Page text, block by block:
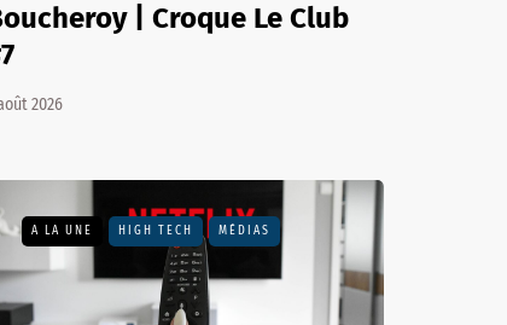
| Croque Le Club
2026
A LA UNE HIGH TECH MÉDIAS